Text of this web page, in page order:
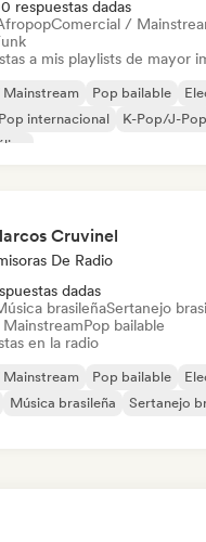
respuestas dadas
Comercial /
a mis playlists de mayor
Pop bailable
Pop internacional K-Pop/J-Pop
Cruvinel
De Radio
dadas
brasileñaSertanejo
Pop bailable
en la radio
Pop bailable
Música brasileña
Sertanejo